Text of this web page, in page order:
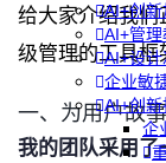
AI+创
AI+管理
AI+设计
企业敏
AI+创
企
给大家介绍我们
级管理的工具框
一、为用户故
我的团队采用了